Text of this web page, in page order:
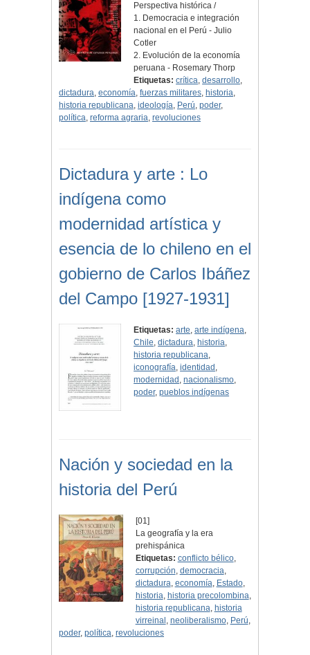
Perspectiva histórica /
1. Democracia e integración
nacional en el Perú - Julio
Cotler
2. Evolución de la economía
peruana - Rosemary Thorp
Etiquetas: crítica,desarrollo,
dictadura, economía, fuerzas militares, historia,
historia republicana, ideología, Perú, poder,
política, reforma agraria, revoluciones
Dictadura y arte : Lo
indígena como
modernidad artística y
esencia de lo chileno en el
gobierno de Carlos Ibáñez
del Campo [1927-1931]
Etiquetas: arte,arte indígena,
Chile,dictadura, historia,
historia republicana,
iconografía,identidad ,
modernidad ,nacionalismo,
poder,pueblos indígenas
Nación y sociedad en la
historia del Perú
[01]
La geografía y la era
prehispánica
Etiquetas: conflicto bélico,
corrupción, democracia,
dictadura, economía, Estado,
historia, historia precolombina,
historia republicana, historia
virreinal , neoliberalismo, Perú,
poder, política, revoluciones